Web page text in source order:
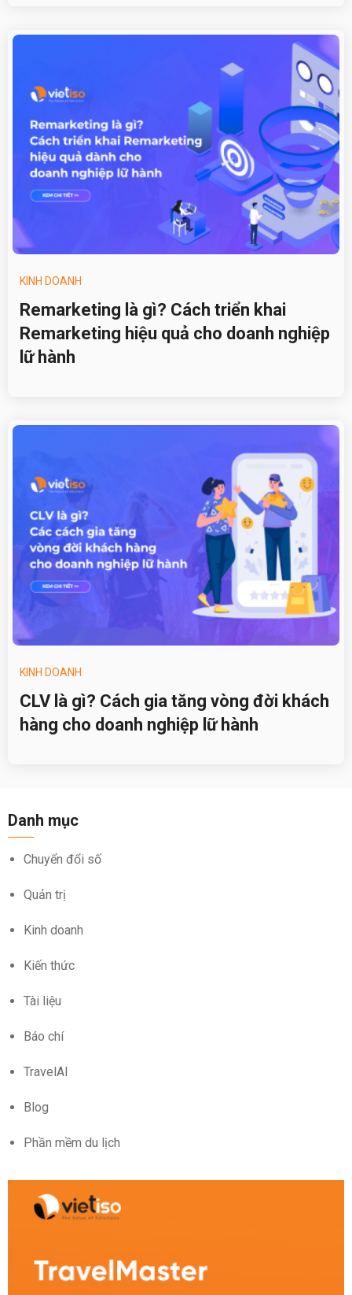
KINH DOANH
Remarketing là gì? Cách triển khai
Remarketing hiệu quả cho doanh nghiệp
lữ hành
KINH DOANH
CLV là gì? Cách gia tăng vòng đời khách
hàng cho doanh nghiệp lữ hành
Danh mục
Chuyển đổi số
Quản trị
Kinh doanh
Kiến thức
Tài liệu
Báo chí
TravelAI
Blog
Phần mềm du lịch